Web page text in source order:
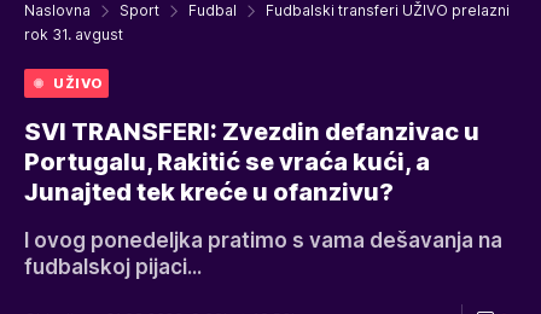
Naslovna Sport Fudbal
Fudbalski transferi UŽIVO prelazni
rok 31. avgust
UŽIVO
SVI TRANSFERI: Zvezdin defanzivac u
Portugalu, Rakitić se vraća kući, a
Junajted tek kreće u ofanzivu?
I ovog ponedeljka pratimo s vama dešavanja na
fudbalskoj pijaci...